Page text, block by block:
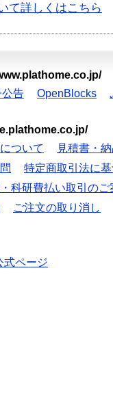
て詳しくはこちら
公告 OpenBlocks
ついて
見積書・
特定商取引法に
科研費払い取引のご
ご注文の取り消し
式ページ